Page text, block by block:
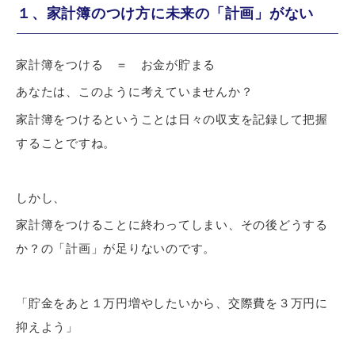
１、家計簿のつけ方に未来の「計画」がない
家計簿をつける ＝ お金が貯まる
あなたは、このように考えていませんか？
家計簿をつけるということは日々の収支を記録して把握
することですね。
しかし、
家計簿をつけることに終わってしまい、その後どうする
か？の「計画」が足りないのです。
「貯金をあと１万円増やしたいから、交際費を３万円に
抑えよう」